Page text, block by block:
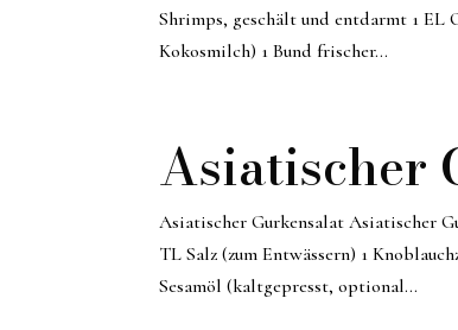
Shrimps, geschält und entdarmt 1 EL
Kokosmilch) 1 Bund frischer...
Asiatischer
Asiatischer Gurkensalat Asiatischer
TL Salz (zum Entwässern) 1
Sesamöl (kaltgepresst, optional...